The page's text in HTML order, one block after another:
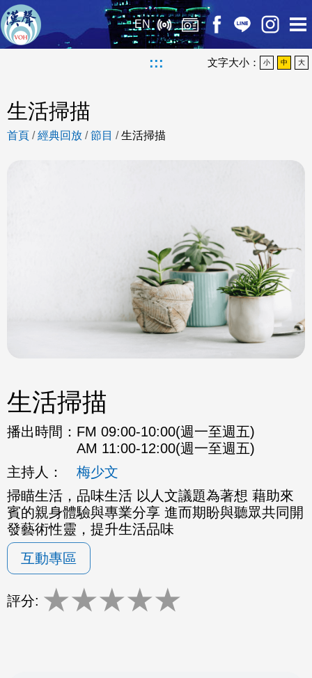
EN
::: 文字大小： 小 中 大
生活掃描
首頁 /經典回放 /節目 /生活掃描
生活掃描
播出時間： FM 09:00-10:00(週一至週五)
AM 11:00-12:00(週一至週五)
主持人：
梅少文
掃瞄生活，品味生活 以人文議題為著想 藉助來
賓的親身體驗與專業分享 進而期盼與聽眾共同開
發藝術性靈，提升生活品味
互動專區
評分: ★★★★★